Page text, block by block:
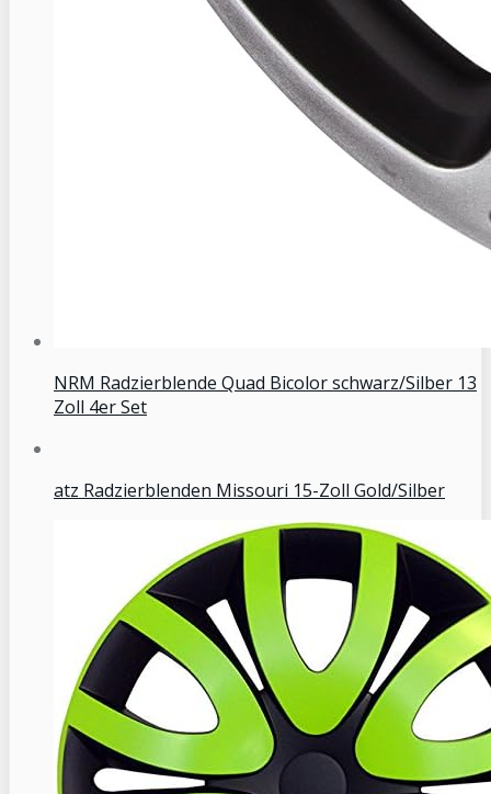
NRM Radzierblende Quad Bicolor schwarz/Silber 13
Zoll 4er Set
atz Radzierblenden Missouri 15-Zoll Gold/Silber